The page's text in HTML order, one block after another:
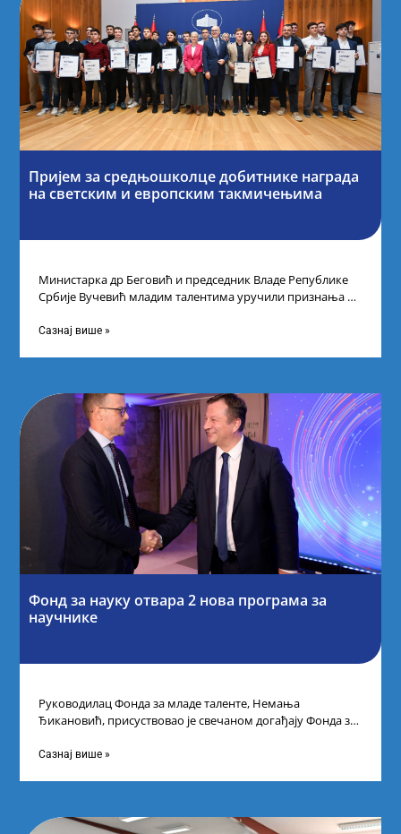
Пријем за средњошколце добитнике награда
на светским и европским такмичењима
Министарка др Беговић и председник Владе Републике
Србије Вучевић младим талентима уручили признања У
Сазнај више »
Фонд за науку отвара 2 нова програма за
научнике
Руководилац Фонда за младе таленте, Немања
Ђикановић, присуствовао је свечаном догађају Фонда за
Сазнај више »